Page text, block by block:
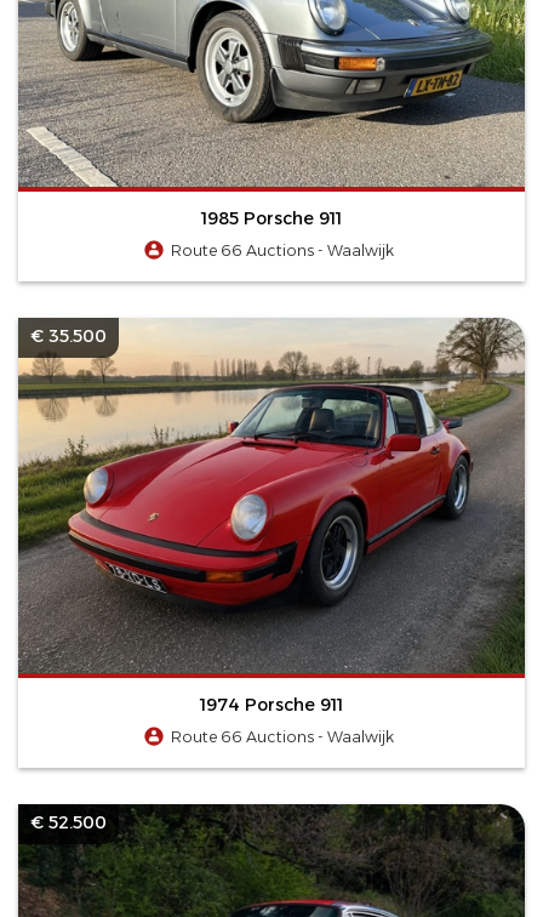
1985 Porsche 911
Route 66 Auctions - Waalwijk
€ 35.500
1974 Porsche 911
Route 66 Auctions - Waalwijk
€ 52.500